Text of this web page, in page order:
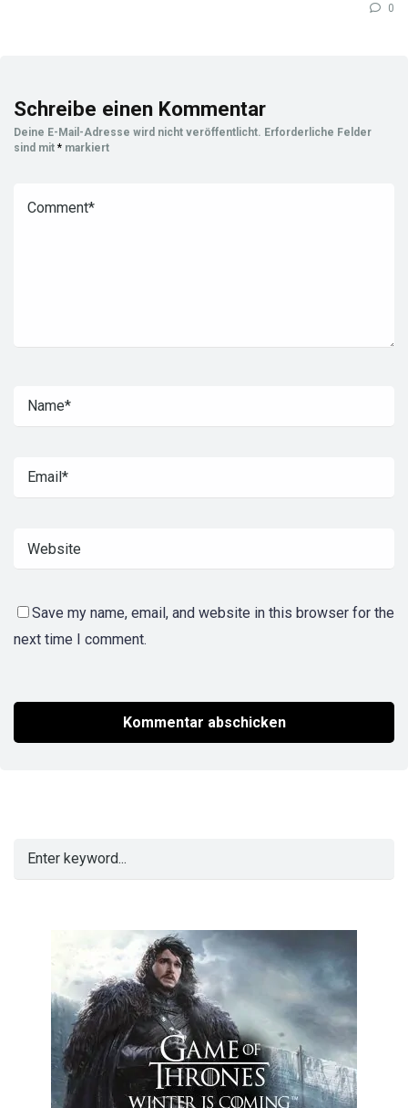
0
Schreibe einen Kommentar
Deine E-Mail-Adresse wird nicht veröffentlicht. Erforderliche Felder
sind mit * markiert
Save my name, email, and website in this browser for the
next time I comment.